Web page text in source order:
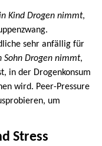
Kind Drogen nimmt,
sehr anfällig für
Sohn Drogen nimmt,
in der Drogenkonsum
wird. Peer-Pressure
um
Stress